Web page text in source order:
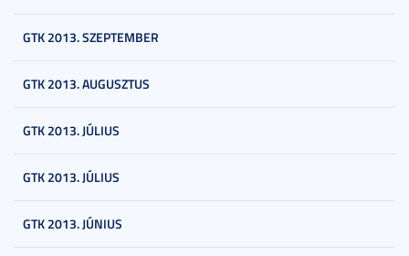
GTK 2013. SZEPTEMBER
GTK 2013. AUGUSZTUS
GTK 2013. JÚLIUS
GTK 2013. JÚLIUS
GTK 2013. JÚNIUS